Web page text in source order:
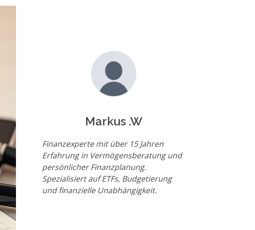
Markus .W
Finanzexperte mit über 15 Jahren
Erfahrung in Vermögensberatung und
persönlicher Finanzplanung.
Spezialisiert auf ETFs, Budgetierung
und finanzielle Unabhängigkeit.